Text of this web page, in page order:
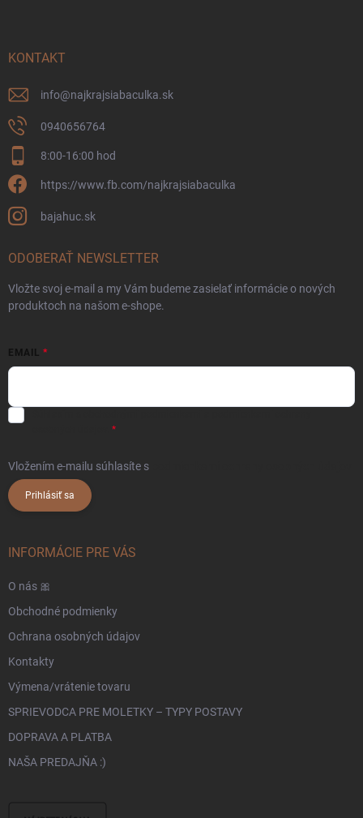
KONTAKT
info@najkrajsiabaculka.sk
0940656764
8:00-16:00 hod
https://www.fb.com/najkrajsiabaculka
bajahuc.sk
ODOBERAŤ NEWSLETTER
Vložte svoj e-mail a my Vám budeme zasielať informácie o nových
produktoch na našom e-shope.
EMAIL
Vložením e-mailu súhlasíte s
Prihlásiť sa
INFORMÁCIE PRE VÁS
O nás 🎀
Obchodné podmienky
Ochrana osobných údajov
Kontakty
Výmena/vrátenie tovaru
SPRIEVODCA PRE MOLETKY – TYPY POSTAVY
DOPRAVA A PLATBA
NAŠA PREDAJŇA :)